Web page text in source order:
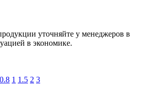
уточняйте у менеджеров в
в экономике.
0.8 1 1.5 2 3